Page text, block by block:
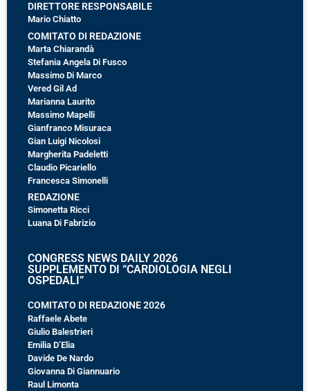
DIRETTORE RESPONSABILE
Mario Chiatto
COMITATO DI REDAZIONE
Marta Chiarandà
Stefania Angela Di Fusco
Massimo Di Marco
Vered Gil Ad
Marianna Laurito
Massimo Mapelli
Gianfranco Misuraca
Gian Luigi Nicolosi
Margherita Padeletti
Claudio Picariello
Francesca Simonelli
REDAZIONE
Simonetta Ricci
Luana Di Fabrizio
CONGRESS NEWS DAILY 2026
SUPPLEMENTO DI “CARDIOLOGIA NEGLI
OSPEDALI”
COMITATO DI REDAZIONE 2026
Raffaele Abete
Giulio Balestrieri
Emilia D’Elia
Davide De Nardo
Giovanna Di Giannuario
Raul Limonta